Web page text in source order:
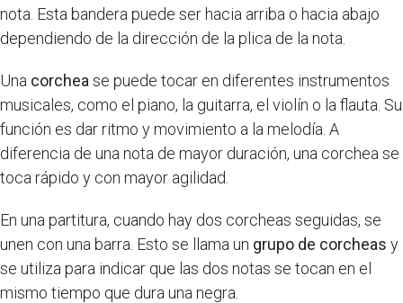
nota. Esta bandera puede ser hacia arriba o hacia abajo
dependiendo de la dirección de la plica de la nota.
Una corchea se puede tocar en diferentes instrumentos
musicales, como el piano, la guitarra, el violín o la flauta. Su
función es dar ritmo y movimiento a la melodía. A
diferencia de una nota de mayor duración, una corchea se
toca rápido y con mayor agilidad.
En una partitura, cuando hay dos corcheas seguidas, se
unen con una barra. Esto se llama un grupo de corcheas y
se utiliza para indicar que las dos notas se tocan en el
mismo tiempo que dura una negra.